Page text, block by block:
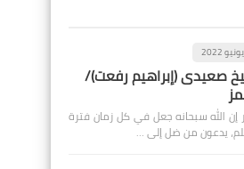
صعيدى (إبراهيم رفعت)/
إن الله سبحانه جعل في كل زمان فترة
يدعون من ضل إلى …